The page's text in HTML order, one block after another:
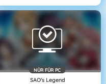
NÜR FÜR PC
SAO's Legend